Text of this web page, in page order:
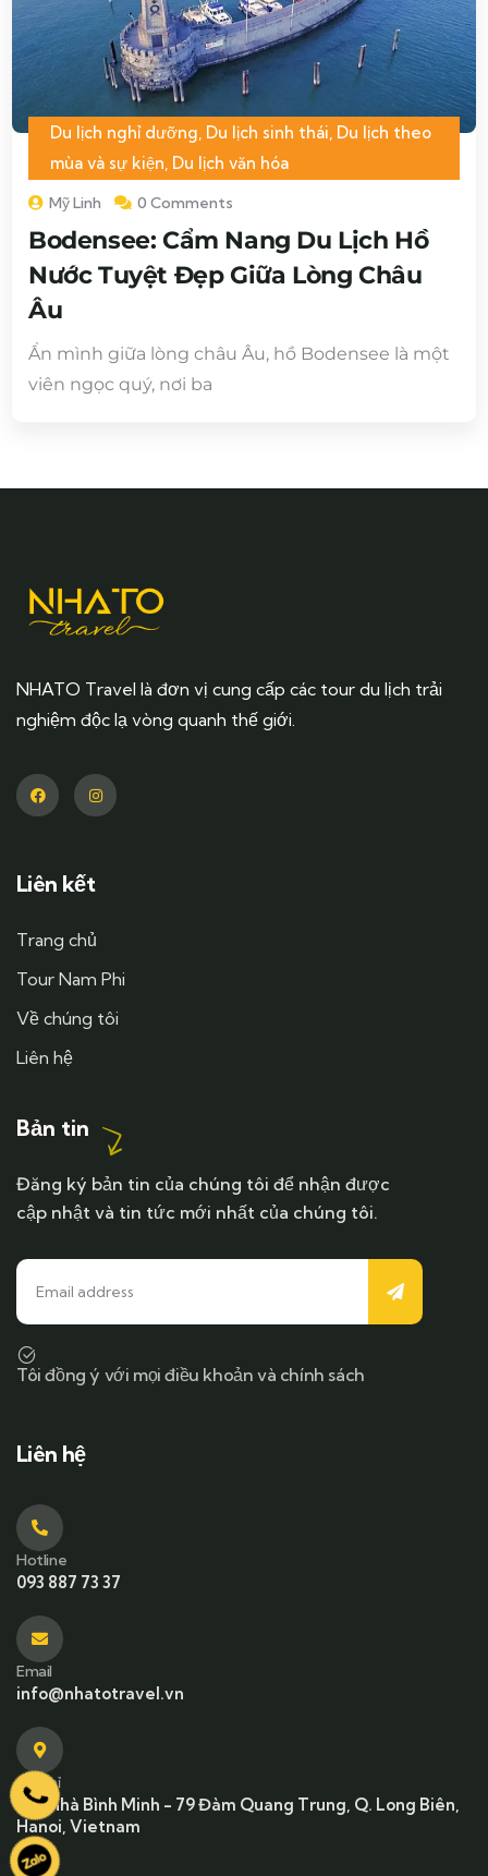
Du lịch nghỉ dưỡng Du lịch sinh thái Du lịch theo
mùa và sự kiện Du lịch văn hóa
Mỹ Linh 0 Comments
Bodensee: Cẩm Nang Du Lịch Hồ
Nước Tuyệt Đẹp Giữa Lòng Châu
Âu
Ẩn mình giữa lòng châu Âu, hồ Bodensee là một
viên ngọc quý, nơi ba
NHATO Travel là đơn vị cung cấp các tour du lịch trải
nghiệm độc lạ vòng quanh thế giới.
Liên kết
Trang chủ
Tour Nam Phi
Về chúng tôi
Liên hệ
Bản tin
Đăng ký bản tin của chúng tôi để nhận được
cập nhật và tin tức mới nhất của chúng tôi.
Tôi đồng ý với mọi điều khoản và chính sách
Liên hệ
Hotline
093 887 73 37
Email
info@nhatotravel.vn
Địa chỉ
Tòa nhà Bình Minh - 79 Đàm Quang Trung, Q. Long Biên,
Hanoi, Vietnam